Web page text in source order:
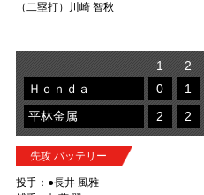
（二塁打）川崎 智秋
1 2
Ｈｏｎｄａ
0 1
平林金属
2 2
先攻 バッテリー
投手：●長井 風雅